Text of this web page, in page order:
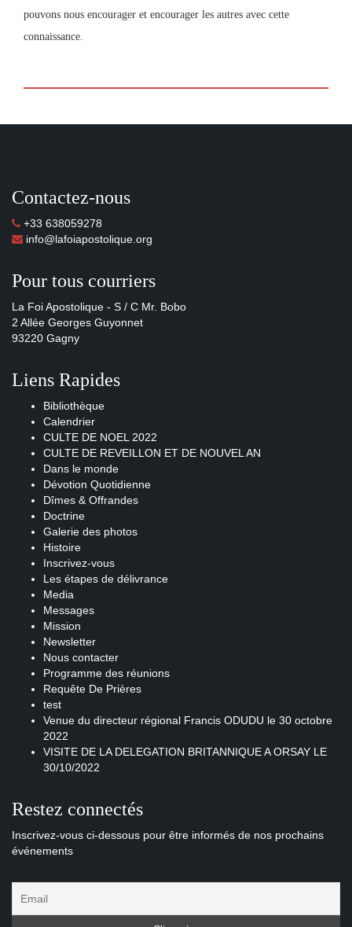
pouvons nous encourager et encourager les autres avec cette
connaissance.
Contactez-nous
+33 638059278
info@lafoiapostolique.org
Pour tous courriers
La Foi Apostolique - S / C Mr. Bobo
2 Allée Georges Guyonnet
93220 Gagny
Liens Rapides
Bibliothèque
Calendrier
CULTE DE NOEL 2022
CULTE DE REVEILLON ET DE NOUVEL AN
Dans le monde
Dévotion Quotidienne
Dîmes & Offrandes
Doctrine
Galerie des photos
Histoire
Inscrivez-vous
Les étapes de délivrance
Media
Messages
Mission
Newsletter
Nous contacter
Programme des réunions
Requête De Prières
test
Venue du directeur régional Francis ODUDU le 30 octobre
2022
VISITE DE LA DELEGATION BRITANNIQUE A ORSAY LE
30/10/2022
Restez connectés
Inscrivez-vous ci-dessous pour être informés de nos prochains
événements